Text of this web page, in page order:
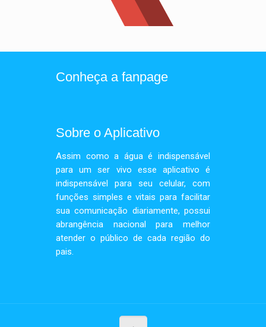
Conheça a fanpage
Sobre o Aplicativo
Assim como a água é indispensável
para um ser vivo esse aplicativo é
indispensável para seu celular, com
funções simples e vitais para facilitar
sua comunicação diariamente, possui
abrangência nacional para melhor
atender o público de cada região do
pais.